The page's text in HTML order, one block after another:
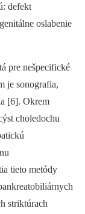
defekt
oslabenie
pre nešpecifické
je sonografia,
[6]. Okrem
choledochu
tieto metódy
striktúrach